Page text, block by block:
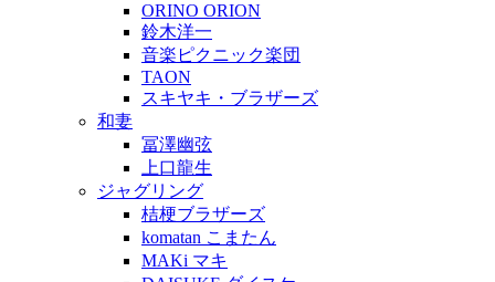
ORINO ORION
鈴木洋一
音楽ピクニック楽団
TAON
スキヤキ・ブラザーズ
和妻
冨澤幽弦
上口龍生
ジャグリング
桔梗ブラザーズ
komatan こまたん
MAKi マキ